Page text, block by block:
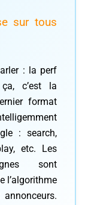
sur tous
: la perf
c’est la
format
: search,
etc. Les
sont
l’algorithme